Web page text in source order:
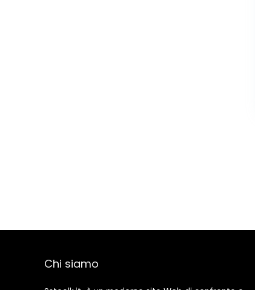
Chi siamo